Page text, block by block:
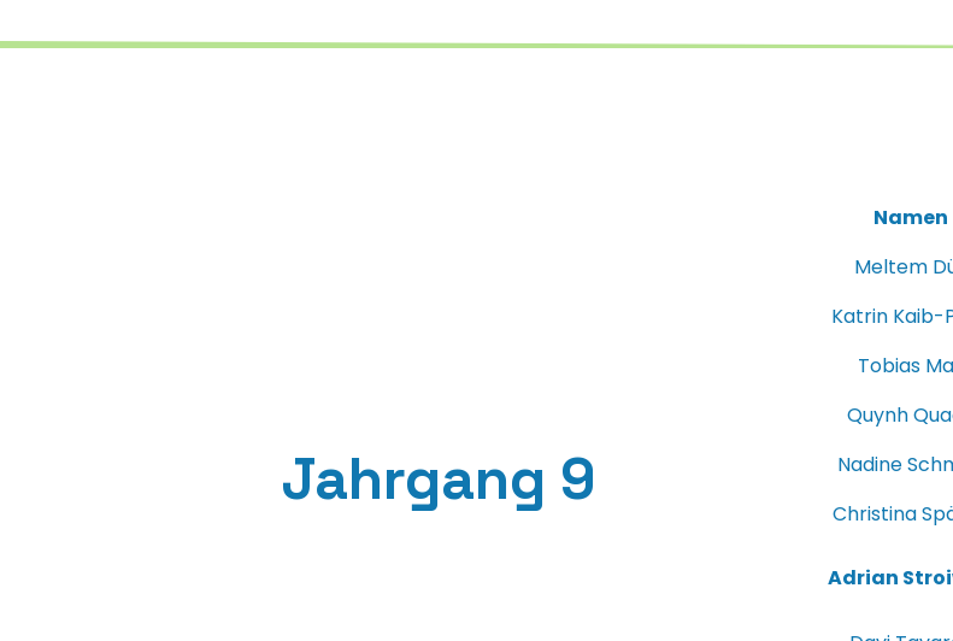
Jahrgang 9
Namen
Meltem
Katrin Kaib-
Tobias
Quynh
Nadine
Christina
Adrian